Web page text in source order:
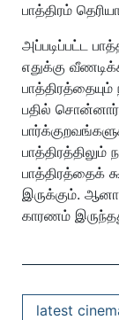
பாத்திரம்
அப்படிப்பட்ட
எதுக்கு
பதில் சொன்னார்
பாத்திரத்தைக்
இருக்கும். ஆனா
காரணம்
latest